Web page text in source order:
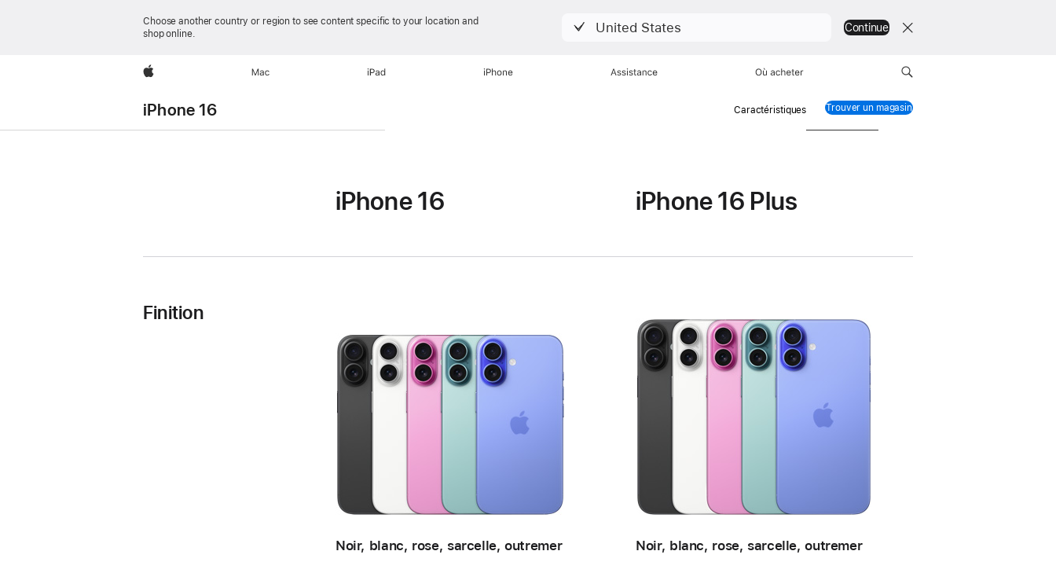
Choose another country or region to see content specific to your location and
shop online.
United States Continue
Apple Mac iPad iPhone Assistance Où acheter
iPhone 16 Caractéristiques Trouver un magasiniPhone 16
l’iPhone 16
iPhone 16 iPhone 16 Plus
Finition
Noir, blanc, rose, sarcelle, outremer
Noir, blanc, rose, sarcelle, outremer